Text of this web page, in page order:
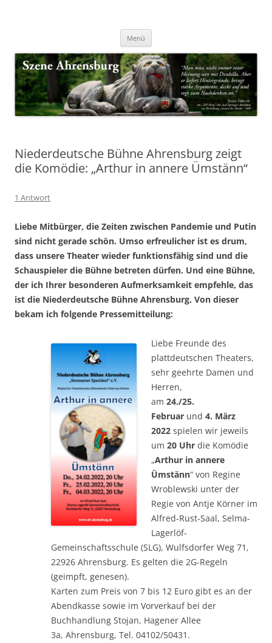
Szene Ahrensburg
Menü
Niederdeutsche Bühne Ahrensburg zeigt
die Komödie: „Arthur in annere Ümstänn“
1 Antwort
Liebe Mitbürger, die Zeiten zwischen Pandemie und Putin
sind nicht gerade schön. Umso erfreulicher ist es drum,
dass unsere Theater wieder funktionsfähig sind und die
Schauspieler die Bühne betreten dürfen. Und eine Bühne,
der ich Ihrer besonderen Aufmerksamkeit empfehle, das
ist die Niederdeutsche Bühne Ahrensburg. Von dieser
bekam ich folgende Pressemitteilung:
Liebe Freunde des
plattdeutschen Theaters,
sehr geehrte Damen und
Herren,
am 24./25.
Februar und 4. März
2022 spielen wir jeweils
um 20 Uhr die Komödie
„Arthur in annere
Ümstänn“ von Regine
Wroblewski unter der
Regie von Antje Körner im
Alfred-Rust-Saal, Selma-
Lagerlöf-
Gemeinschaftsschule (SLG), Wulfsdorfer Weg 71,
22926 Ahrensburg. Es gelten die 2G-Regeln
(geimpft, genesen).
Karten zum Preis von 7 bis 12 Euro gibt es an der
Abendkasse sowie im Vorverkauf bei der
Buchhandlung Stojan, Hagener Allee
3a, Ahrensburg, Tel. 04102/50431.